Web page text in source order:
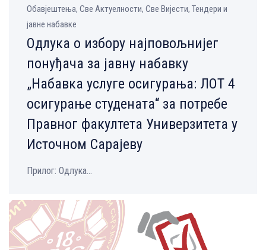
Обавјештења, Све Aктуелности, Све Вијести, Тендери и
јавне набавке
Одлука о избору најповољнијег
понуђача за јавну набавку
„Набавка услуге осигурања: ЛОТ 4
осигурање студената“ за потребе
Правног факултета Универзитета у
Источном Сарајеву
Прилог: Одлука...